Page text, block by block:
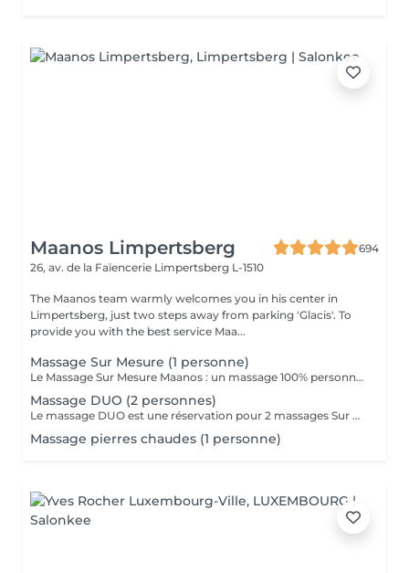
Maanos Limpertsberg
694
26, av. de la Faïencerie Limpertsberg L-1510
The Maanos team warmly welcomes you in his center in
Limpertsberg, just two steps away from parking 'Glacis'. To
provide you with the best service Maa...
Massage Sur Mesure (1 personne)
Le Massage Sur Mesure Maanos : un massage 100% personnalisé en fonction de vos besoins et de vos envies !
Massage DUO (2 personnes)
Le massage DUO est une réservation pour 2 massages Sur Mesure, en même temps dans la même cabine. Les 2 personnes pourront personnaliser leurs massages en fonction de leurs envies. Possibilité de demander 2 cabines séparées en arrivant sur place.
Massage pierres chaudes (1 personne)